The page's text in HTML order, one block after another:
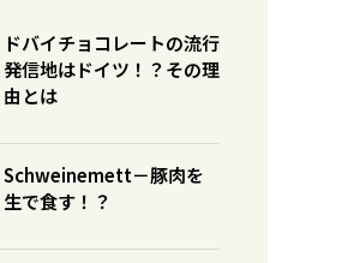
ドバイチョコレートの流行
発信地はドイツ！？その理
由とは
Schweinemett－豚肉を
生で食す！？